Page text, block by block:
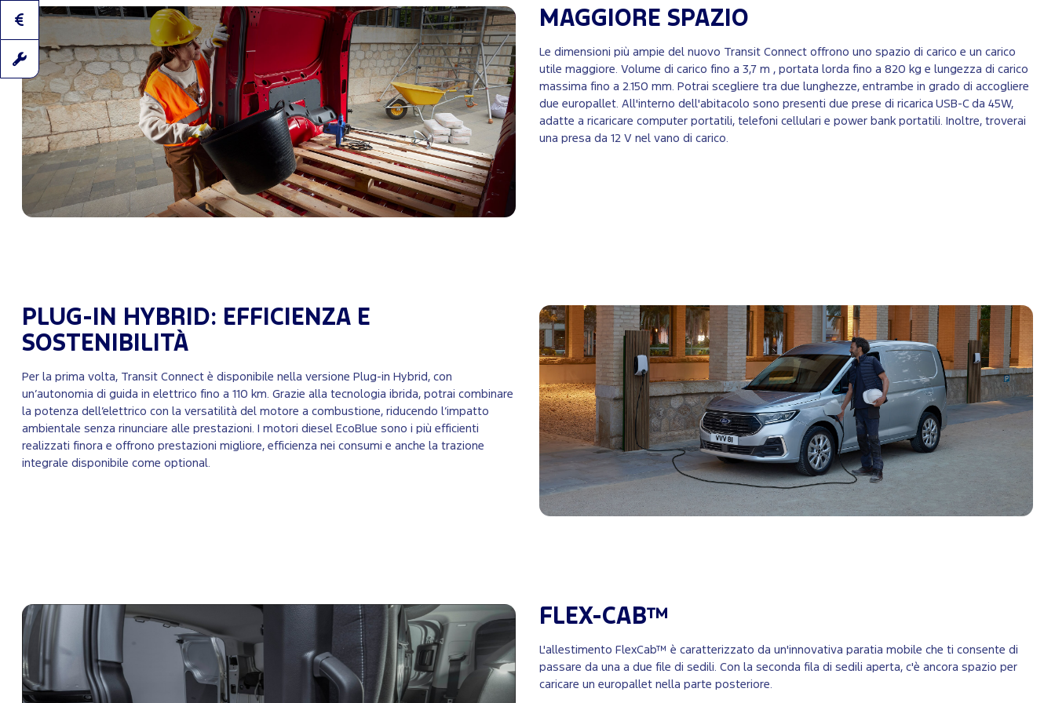
MAGGIORE SPAZIO
Le dimensioni più ampie del nuovo Transit Connect offrono uno spazio di carico e un carico
utile maggiore. Volume di carico fino a 3,7 m , portata lorda fino a 820 kg e lungezza di carico
massima fino a 2.150 mm. Potrai scegliere tra due lunghezze, entrambe in grado di accogliere
due europallet. All'interno dell'abitacolo sono presenti due prese di ricarica USB-C da 45W,
adatte a ricaricare computer portatili, telefoni cellulari e power bank portatili. Inoltre, troverai
una presa da 12 V nel vano di carico.
PLUG-IN HYBRID: EFFICIENZA E
SOSTENIBILITÀ
Per la prima volta, Transit Connect è disponibile nella versione Plug-in Hybrid, con
un’autonomia di guida in elettrico fino a 110 km. Grazie alla tecnologia ibrida, potrai combinare
la potenza dell’elettrico con la versatilità del motore a combustione, riducendo l’impatto
ambientale senza rinunciare alle prestazioni. I motori diesel EcoBlue sono i più efficienti
realizzati finora e offrono prestazioni migliore, efficienza nei consumi e anche la trazione
integrale disponibile come optional.
FLEX-CAB™
L'allestimento FlexCab™ è caratterizzato da un'innovativa paratia mobile che ti consente di
passare da una a due file di sedili. Con la seconda fila di sedili aperta, c'è ancora spazio per
caricare un europallet nella parte posteriore.